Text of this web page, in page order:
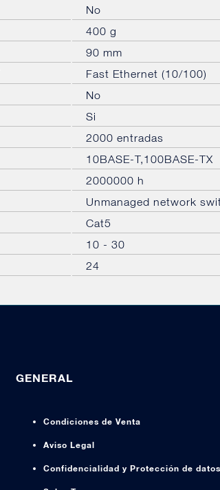
No
400 g
90 mm
Fast Ethernet (10/100)
No
Si
2000 entradas
10BASE-T,100BASE-TX
2000000 h
Unmanaged network
Cat5
10 - 30
24
GENERAL
Condiciones de Venta
Aviso Legal
Confidencialidad y Protección de